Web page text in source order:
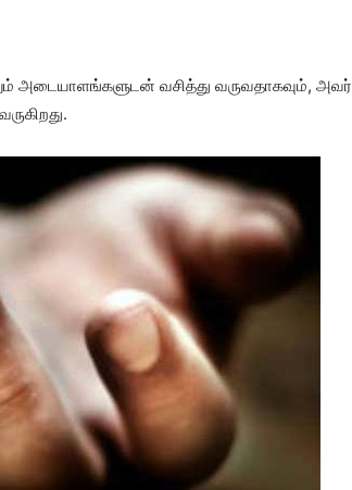
அடையாளங்களுடன் வசித்து வருவதாகவும், அவர்